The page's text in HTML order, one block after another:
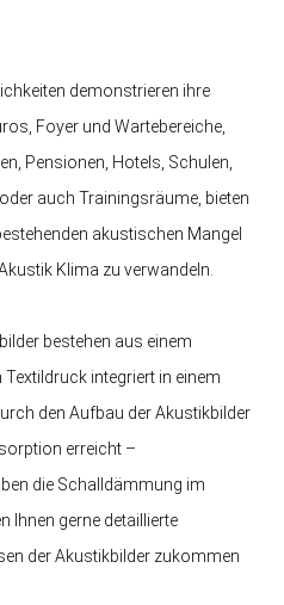
demonstrieren ihre
Foyer und Wartebereiche,
Pensionen, Hotels, Schulen,
auch Trainingsräume, bieten
akustischen Mangel
Klima zu verwandeln.
bestehen aus einem
integriert in einem
den Aufbau der Akustikbilder
erreicht –
die Schalldämmung im
Ihnen gerne detaillierte
der Akustikbilder zukommen